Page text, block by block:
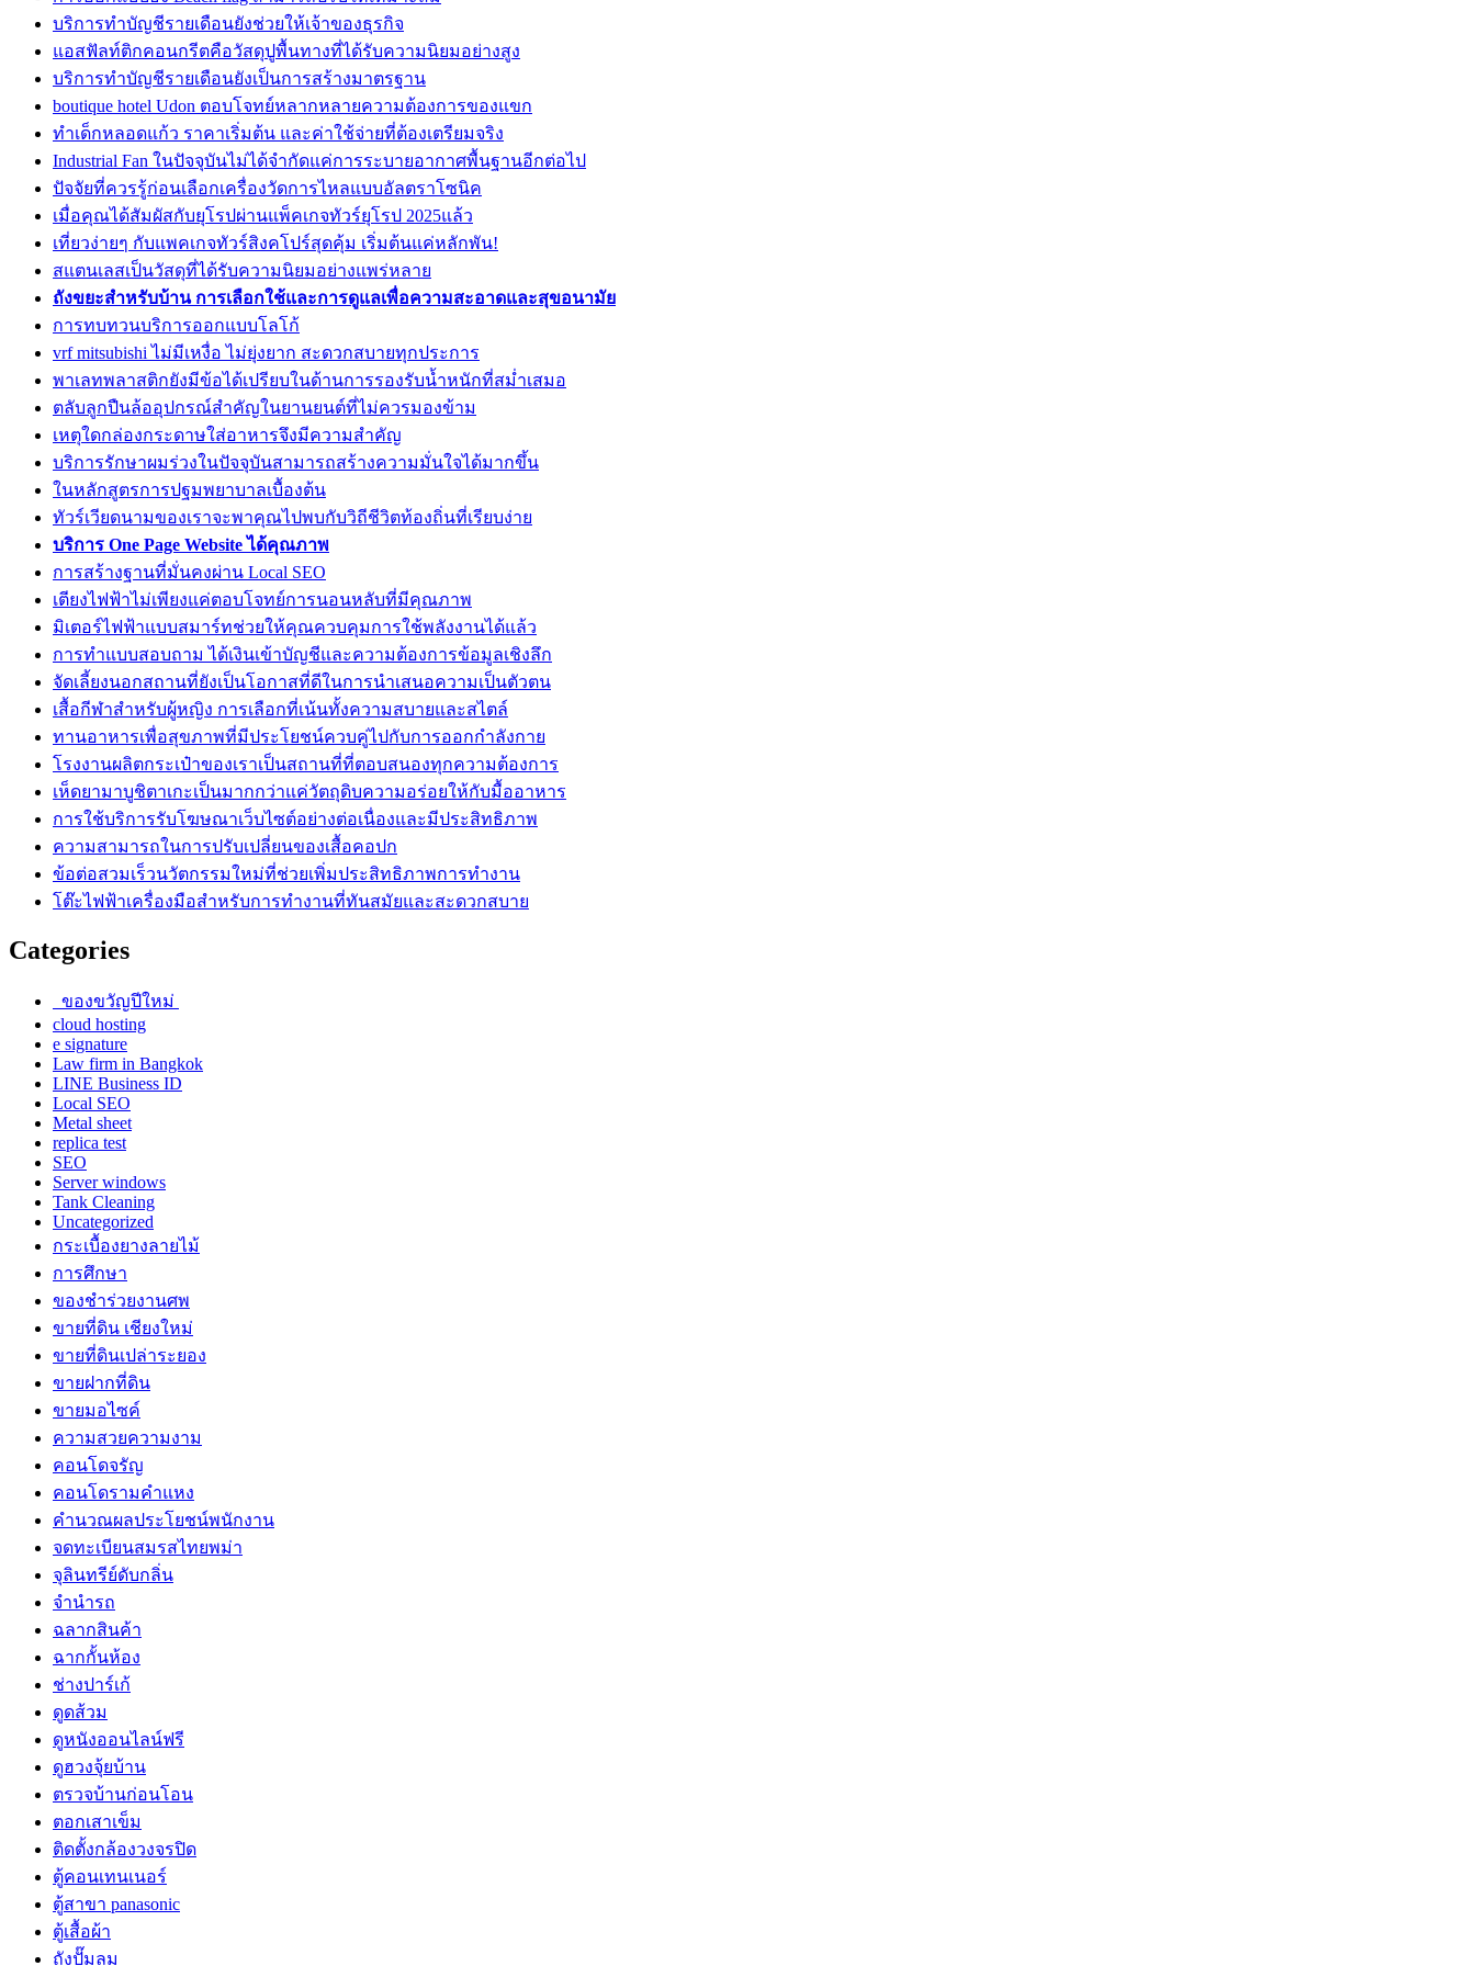
บริการทำบัญชีรายเดือนยังช่วยให้เจ้าของธุรกิจ
แอสฟัลท์ติกคอนกรีตคือวัสดุปูพื้นทางที่ได้รับความนิยมอย่างสูง
บริการทำบัญชีรายเดือนยังเป็นการสร้างมาตรฐาน
boutique hotel Udon ตอบโจทย์หลากหลายความต้องการของแขก
ทำเด็กหลอดแก้ว ราคาเริ่มต้น และค่าใช้จ่ายที่ต้องเตรียมจริง
Industrial Fan ในปัจจุบันไม่ได้จำกัดแค่การระบายอากาศพื้นฐานอีกต่อไป
ปัจจัยที่ควรรู้ก่อนเลือกเครื่องวัดการไหลแบบอัลตราโซนิค
เมื่อคุณได้สัมผัสกับยุโรปผ่านแพ็คเกจทัวร์ยุโรป 2025แล้ว
เที่ยวง่ายๆ กับแพคเกจทัวร์สิงคโปร์สุดคุ้ม เริ่มต้นแค่หลักพัน!
สแตนเลสเป็นวัสดุที่ได้รับความนิยมอย่างแพร่หลาย
ถังขยะสำหรับบ้าน การเลือกใช้และการดูแลเพื่อความสะอาดและสุขอนามัย
การทบทวนบริการออกแบบโลโก้
vrf mitsubishi ไม่มีเหงื่อ ไม่ยุ่งยาก สะดวกสบายทุกประการ
พาเลทพลาสติกยังมีข้อได้เปรียบในด้านการรองรับน้ำหนักที่สม่ำเสมอ
ตลับลูกปืนล้ออุปกรณ์สำคัญในยานยนต์ที่ไม่ควรมองข้าม
เหตุใดกล่องกระดาษใส่อาหารจึงมีความสำคัญ
บริการรักษาผมร่วงในปัจจุบันสามารถสร้างความมั่นใจได้มากขึ้น
ในหลักสูตรการปฐมพยาบาลเบื้องต้น
ทัวร์เวียดนามของเราจะพาคุณไปพบกับวิถีชีวิตท้องถิ่นที่เรียบง่าย
บริการ One Page Website ได้คุณภาพ
การสร้างฐานที่มั่นคงผ่าน Local SEO
เตียงไฟฟ้าไม่เพียงแค่ตอบโจทย์การนอนหลับที่มีคุณภาพ
มิเตอร์ไฟฟ้าแบบสมาร์ทช่วยให้คุณควบคุมการใช้พลังงานได้แล้ว
การทำแบบสอบถาม ได้เงินเข้าบัญชีและความต้องการข้อมูลเชิงลึก
จัดเลี้ยงนอกสถานที่ยังเป็นโอกาสที่ดีในการนำเสนอความเป็นตัวตน
เสื้อกีฬาสำหรับผู้หญิง การเลือกที่เน้นทั้งความสบายและสไตล์
ทานอาหารเพื่อสุขภาพที่มีประโยชน์ควบคู่ไปกับการออกกำลังกาย
โรงงานผลิตกระเป๋าของเราเป็นสถานที่ที่ตอบสนองทุกความต้องการ
เห็ดยามาบูชิตาเกะเป็นมากกว่าแค่วัตถุดิบความอร่อยให้กับมื้ออาหาร
การใช้บริการรับโฆษณาเว็บไซต์อย่างต่อเนื่องและมีประสิทธิภาพ
ความสามารถในการปรับเปลี่ยนของเสื้อคอปก
ข้อต่อสวมเร็วนวัตกรรมใหม่ที่ช่วยเพิ่มประสิทธิภาพการทำงาน
โต๊ะไฟฟ้าเครื่องมือสำหรับการทำงานที่ทันสมัยและสะดวกสบาย
Categories
ของขวัญปีใหม่
cloud hosting
e signature
Law firm in Bangkok
LINE Business ID
Local SEO
Metal sheet
replica test
SEO
Server windows
Tank Cleaning
Uncategorized
กระเบื้องยางลายไม้
การศึกษา
ของชำร่วยงานศพ
ขายที่ดิน เชียงใหม่
ขายที่ดินเปล่าระยอง
ขายฝากที่ดิน
ขายมอไซค์
ความสวยความงาม
คอนโดจรัญ
คอนโดรามคำแหง
คำนวณผลประโยชน์พนักงาน
จดทะเบียนสมรสไทยพม่า
จุลินทรีย์ดับกลิ่น
จํานํารถ
ฉลากสินค้า
ฉากกั้นห้อง
ช่างปาร์เก้
ดูดส้วม
ดูหนังออนไลน์ฟรี
ดูฮวงจุ้ยบ้าน
ตรวจบ้านก่อนโอน
ตอกเสาเข็ม
ติดตั้งกล้องวงจรปิด
ตู้คอนเทนเนอร์
ตู้สาขา panasonic
ตู้เสื้อผ้า
ถังปั๊มลม